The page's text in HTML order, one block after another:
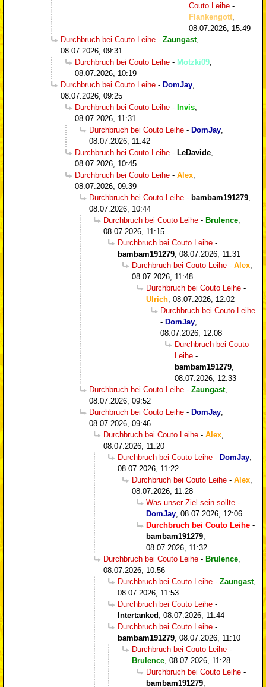
Couto Leihe -
Flankengott
08.07.2026, 15:49
Durchbruch bei Couto Leihe - Zaungast,
08.07.2026, 09:31
Durchbruch bei Couto Leihe - Motzki09
08.07.2026, 10:19
Durchbruch bei Couto Leihe - DomJay
08.07.2026, 09:25
Durchbruch bei Couto Leihe - Invis
08.07.2026, 11:31
Durchbruch bei Couto Leihe - DomJay
08.07.2026, 11:42
Durchbruch bei Couto Leihe - LeDavide
08.07.2026, 10:45
Durchbruch bei Couto Leihe - Alex
08.07.2026, 09:39
Durchbruch bei Couto Leihe - bambam191279
08.07.2026, 10:44
Durchbruch bei Couto Leihe - Brulence
08.07.2026, 11:15
Durchbruch bei Couto Leihe -
bambam191279 08.07.2026, 11:31
Durchbruch bei Couto Leihe - Alex
08.07.2026, 11:48
Durchbruch bei Couto Leihe -
Ulrich 08.07.2026, 12:02
Durchbruch bei Couto Leihe
- DomJay
08.07.2026, 12:08
Durchbruch bei Couto
Leihe -
bambam191279
08.07.2026, 12:33
Durchbruch bei Couto Leihe - Zaungast,
08.07.2026, 09:52
Durchbruch bei Couto Leihe - DomJay
08.07.2026, 09:46
Durchbruch bei Couto Leihe - Alex
08.07.2026, 11:20
Durchbruch bei Couto Leihe - DomJay
08.07.2026, 11:22
Durchbruch bei Couto Leihe - Alex
08.07.2026, 11:28
Was unser Ziel sein sollte -
DomJay 08.07.2026, 12:06
Durchbruch bei Couto Leihe -
bambam191279
08.07.2026, 11:32
Durchbruch bei Couto Leihe - Brulence
08.07.2026, 10:56
Durchbruch bei Couto Leihe - Zaungast,
08.07.2026, 11:53
Durchbruch bei Couto Leihe -
Intertanked
08.07.2026, 11:44
Durchbruch bei Couto Leihe -
bambam191279 08.07.2026, 11:10
Durchbruch bei Couto Leihe -
Brulence 08.07.2026, 11:28
Durchbruch bei Couto Leihe -
bambam191279